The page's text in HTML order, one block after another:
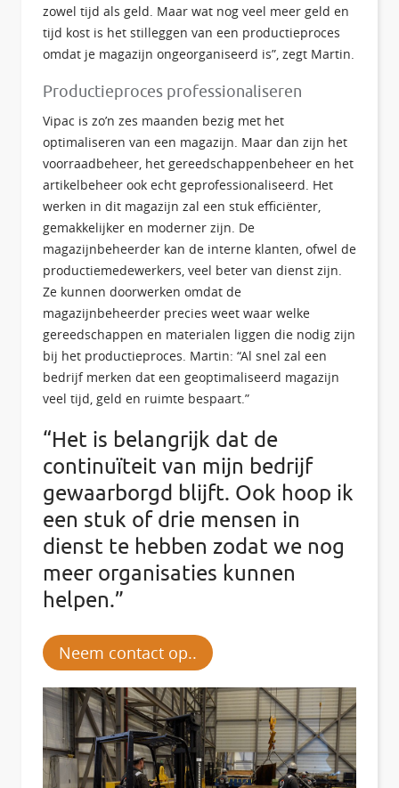
zowel tijd als geld. Maar wat nog veel meer geld en
tijd kost is het stilleggen van een productieproces
omdat je magazijn ongeorganiseerd is”, zegt Martin.
Productieproces professionaliseren
Vipac is zo’n zes maanden bezig met het
optimaliseren van een magazijn. Maar dan zijn het
voorraadbeheer, het gereedschappenbeheer en het
artikelbeheer ook echt geprofessionaliseerd. Het
werken in dit magazijn zal een stuk efficiënter,
gemakkelijker en moderner zijn. De
magazijnbeheerder kan de interne klanten, ofwel de
productiemedewerkers, veel beter van dienst zijn.
Ze kunnen doorwerken omdat de
magazijnbeheerder precies weet waar welke
gereedschappen en materialen liggen die nodig zijn
bij het productieproces. Martin: “Al snel zal een
bedrijf merken dat een geoptimaliseerd magazijn
veel tijd, geld en ruimte bespaart.”
“Het is belangrijk dat de
continuïteit van mijn bedrijf
gewaarborgd blijft. Ook hoop ik
een stuk of drie mensen in
dienst te hebben zodat we nog
meer organisaties kunnen
helpen.”
Neem contact op..